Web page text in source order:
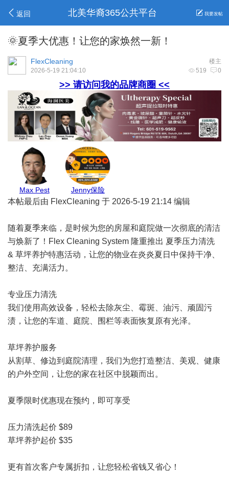
返回 北美华裔365公共平台 我要发帖
🌞夏季大优惠！让您的家焕然一新！
楼主
FlexCleaning
519 0
2026-5-19 21:04:10
>> 请访问我的品牌商圈 <<
亚城商家 地毯王
本帖最后由 FlexCleaning 于 2026-5-19 21:14 编辑
随着夏季来临，是时候为您的房屋和庭院做一次彻底的清洁
与焕新了！Flex Cleaning System 隆重推出 夏季压力清洗
& 草坪养护特惠活动，让您的物业在炎炎夏日中保持干净、
整洁、充满活力。
专业压力清洗
我们使用高效设备，轻松去除灰尘、霉斑、油污、顽固污
渍，让您的车道、庭院、围栏等表面恢复原有光泽。
草坪养护服务
从割草、修边到庭院清理，我们为您打造整洁、美观、健康
的户外空间，让您的家在社区中脱颖而出。
夏季限时优惠现在预约，即可享受
压力清洗起价 $89
草坪养护起价 $35
更有首次客户专属折扣，让您轻松省钱又省心！